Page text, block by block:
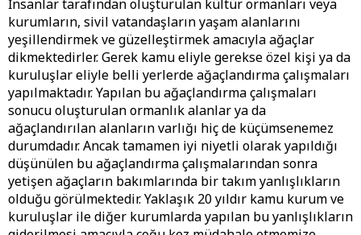
İnsanlar tarafından oluşturulan kültür ormanları veya
kurumların, sivil vatandaşların yaşam alanlarını
yeşillendirmek ve güzelleştirmek amacıyla ağaçlar
dikmektedirler. Gerek kamu eliyle gerekse özel kişi ya da
kuruluşlar eliyle belli yerlerde ağaçlandırma çalışmaları
yapılmaktadır. Yapılan bu ağaçlandırma çalışmaları
sonucu oluşturulan ormanlık alanlar ya da
ağaçlandırılan alanların varlığı hiç de küçümsenemez
durumdadır. Ancak tamamen iyi niyetli olarak yapıldığı
düşünülen bu ağaçlandırma çalışmalarından sonra
yetişen ağaçların bakımlarında bir takım yanlışlıkların
olduğu görülmektedir. Yaklaşık 20 yıldır kamu kurum ve
kuruluşlar ile diğer kurumlarda yapılan bu yanlışlıkların